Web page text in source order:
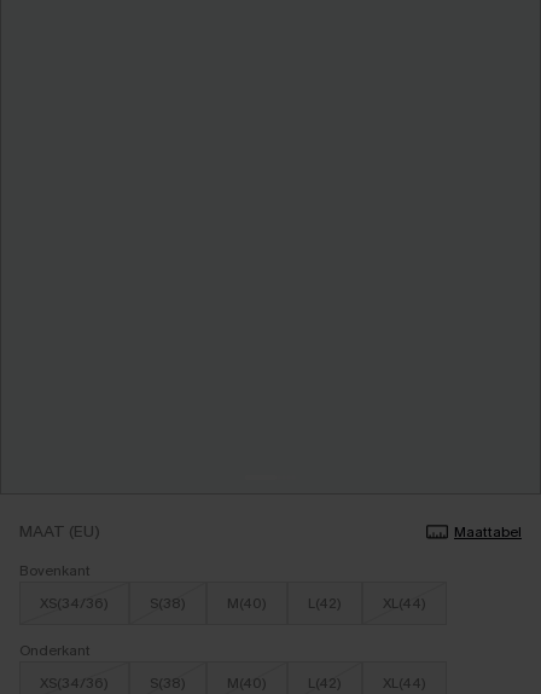
MAAT (EU)
Maattabel
Bovenkant
XS(34/36)
S(38) M(40) L(42) XL(44)
Onderkant
XS(34/36)
S(38) M(40) L(42) XL(44)